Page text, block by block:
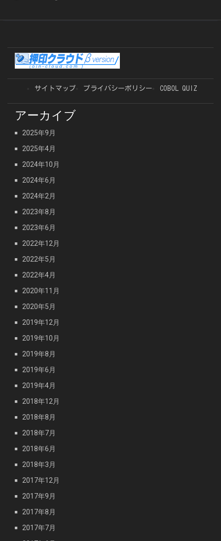
サイトマップ プライバシーポリシー COBOL QUIZ
アーカイブ
2025年9月
2025年4月
2024年10月
2024年6月
2024年2月
2023年8月
2023年6月
2022年12月
2022年5月
2022年4月
2020年11月
2020年5月
2019年12月
2019年10月
2019年8月
2019年6月
2019年4月
2018年12月
2018年8月
2018年7月
2018年6月
2018年3月
2017年12月
2017年9月
2017年8月
2017年7月